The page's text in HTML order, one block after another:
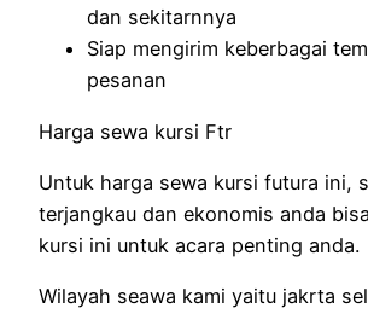
dan sekitarnnya
Siap mengirim keberbagai
pesanan
Harga sewa kursi Ftr
Untuk harga sewa kursi futura ini,
terjangkau dan ekonomis anda
kursi ini untuk acara penting anda.
Wilayah seawa kami yaitu jakrta